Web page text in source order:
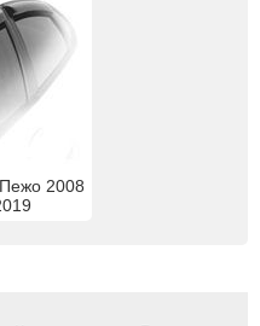
Пежо 2008